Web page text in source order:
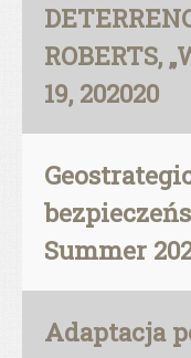
ROBERTS,
19, 202020
Summer
Adaptacja